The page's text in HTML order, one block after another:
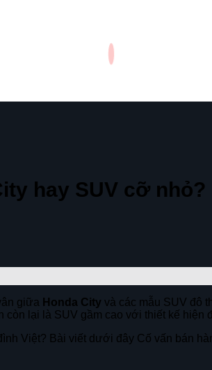
hay SUV cỡ nhỏ?
giữa Honda City và các mẫu SUV đô
lại là SUV gầm cao với thiết kế hiện
Việt? Bài viết dưới đây Cố vấn bán